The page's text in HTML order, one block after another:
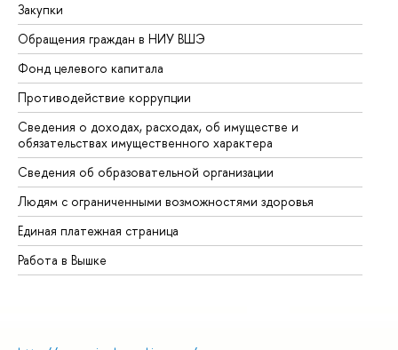
Закупки
Обращения граждан в НИУ ВШЭ
Фонд целевого капитала
Противодействие коррупции
Сведения о доходах, расходах, об имуществе и
обязательствах имущественного характера
Сведения об образовательной организации
Людям с ограниченными возможностями здоровья
Единая платежная страница
Работа в Вышке